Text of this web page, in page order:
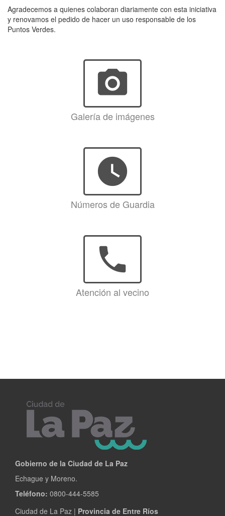
Agradecemos a quienes colaboran diariamente con esta iniciativa
y renovamos el pedido de hacer un uso responsable de los
Puntos Verdes.
photo_camera
Galería de imágenes
watch_later
Números de Guardia
phone
Atención al vecino
Gobierno de la Ciudad de La Paz
Echague y Moreno.
Teléfono: 0800-444-5585
Ciudad de La Paz | Provincia de Entre Ríos